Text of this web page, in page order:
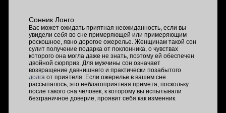
Сонник Лонго
Вас может ожидать приятная неожиданность, если вы
увидели себя во сне примеряющей или примеряющим
роскошное, явно дорогое ожерелье. Женщинам такой сон
сулит получение подарка от поклонника, о чувствах
которого она могла даже не знать, поэтому ей обеспечен
двойной сюрприз. Для мужчины сон означает
возвращение давнишнего и практически позабытого
долга от приятеля. Если ожерелье в вашем сне
рассыпалось, это неблагоприятная примета, поскольку
после такого сна человек, к которому вы испытывали
безграничное доверие, проявит себя как изменник.